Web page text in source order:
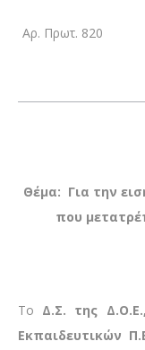
Αρ. Πρωτ. 820
Θέμα: Για την
που
Το Δ.Σ. της
Εκπαιδευτικών